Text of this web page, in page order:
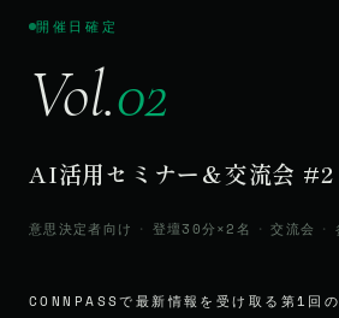
開催日確定
Vol.02
AI活用セミナー＆交流会 #2
意思決定者向け ・ 登壇30分×2名 ・ 交流会 ・
CONNPASSで最新情報を受け取る 第1回